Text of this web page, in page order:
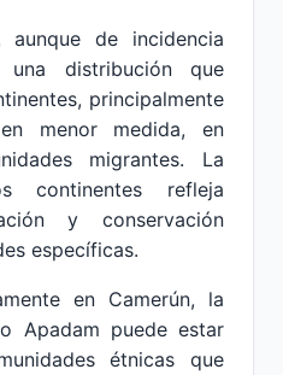
aunque de incidencia
distribución que
principalmente
menor medida, en
migrantes. La
continentes refleja
y conservación
específicas.
en Camerún, la
Apadam puede estar
étnicas que